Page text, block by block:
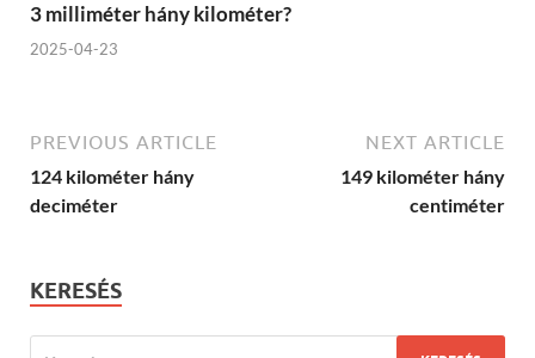
3 milliméter hány kilométer?
2025-04-23
PREVIOUS ARTICLE
124 kilométer hány
deciméter
NEXT ARTICLE
149 kilométer hány
centiméter
KERESÉS